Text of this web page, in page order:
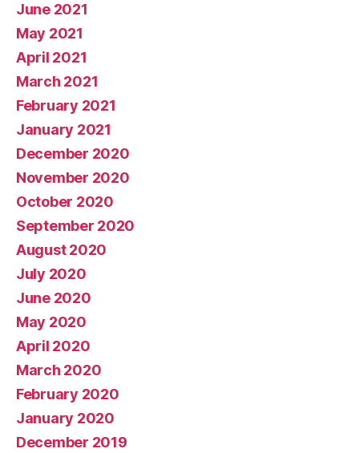
June 2021
May 2021
April 2021
March 2021
February 2021
January 2021
December 2020
November 2020
October 2020
September 2020
August 2020
July 2020
June 2020
May 2020
April 2020
March 2020
February 2020
January 2020
December 2019